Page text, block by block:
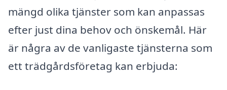
mängd olika tjänster som kan anpassas
efter just dina behov och önskemål. Här
är några av de vanligaste tjänsterna som
ett trädgårdsföretag kan erbjuda: